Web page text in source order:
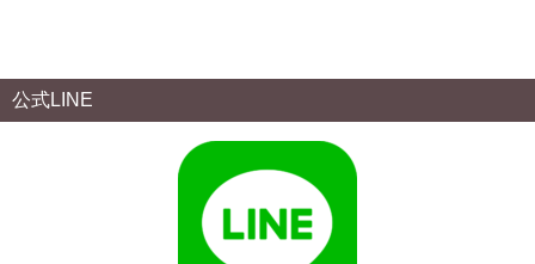
公式LINE